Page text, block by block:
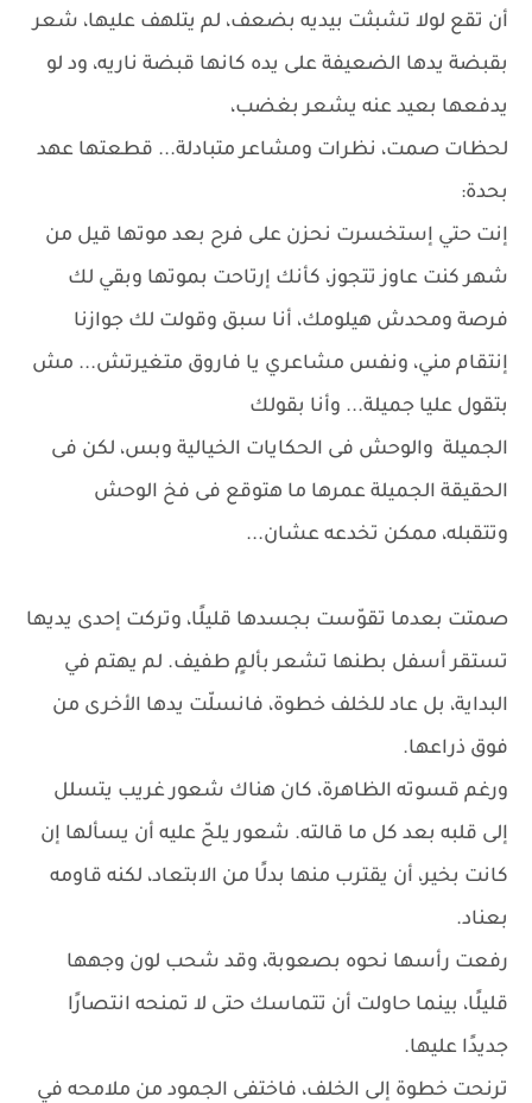
أن تقع لولا تشبثت بيديه بضعف، لم يتلهف عليها، شعر
بقبضة يدها الضعيفة على يده كانها قبضة ناريه، ود لو
يدفعها بعيد عنه يشعر بغضب،
لحظات صمت، نظرات ومشاعر متبادلة... قطعتها عهد
بحدة:
إنت حتي إستخسرت نحزن على فرح بعد موتها قيل من
شهر كنت عاوز تتجوز، كأنك إرتاحت بموتها وبقي لك
فرصة ومحدش هيلومك، أنا سبق وقولت لك جوازنا
إنتقام مني، ونفس مشاعري يا فاروق متغيرتش... مش
بتقول عليا جميلة... وأنا بقولك
الجميلة والوحش فى الحكايات الخيالية وبس، لكن فى
الحقيقة الجميلة عمرها ما هتوقع فى فخ الوحش
وتتقبله، ممكن تخدعه عشان...
صمتت بعدما تقوّست بجسدها قليلًا، وتركت إحدى يديها
تستقر أسفل بطنها تشعر بألمٍ طفيف. لم يهتم في
البداية، بل عاد للخلف خطوة، فانسلّت يدها الأخرى من
فوق ذراعها.
ورغم قسوته الظاهرة، كان هناك شعور غريب يتسلل
إلى قلبه بعد كل ما قالته. شعور يلحّ عليه أن يسألها إن
كانت بخير، أن يقترب منها بدلًا من الابتعاد، لكنه قاومه
بعناد.
رفعت رأسها نحوه بصعوبة، وقد شحب لون وجهها
قليلًا، بينما حاولت أن تتماسك حتى لا تمنحه انتصارًا
جديدًا عليها.
ترنحت خطوة إلى الخلف، فاختفى الجمود من ملامحه في